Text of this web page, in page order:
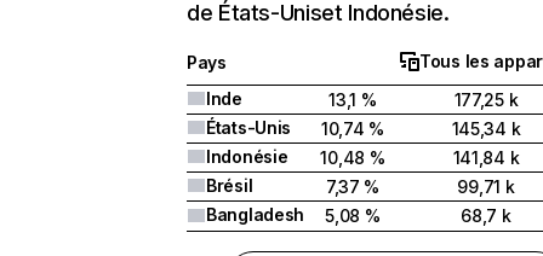
de États-Uniset Indonésie.
Pays
Tous les
Inde
13,1 %
177,25 k
États-Unis
10,74 %
145,34 k
Indonésie
10,48 %
141,84 k
Brésil
7,37 %
99,71 k
Bangladesh
5,08 % 68,7 k